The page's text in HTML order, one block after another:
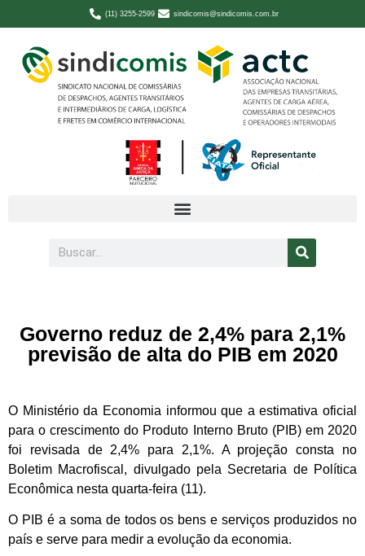
(11) 3255-2599 sindicomis@sindicomis.com.br
Governo reduz de 2,4% para 2,1%
previsão de alta do PIB em 2020
O Ministério da Economia informou que a estimativa oficial
para o crescimento do Produto Interno Bruto (PIB) em 2020
foi revisada de 2,4% para 2,1%. A projeção consta no
Boletim Macrofiscal, divulgado pela Secretaria de Política
Econômica nesta quarta-feira (11).
O PIB é a soma de todos os bens e serviços produzidos no
país e serve para medir a evolução da economia.